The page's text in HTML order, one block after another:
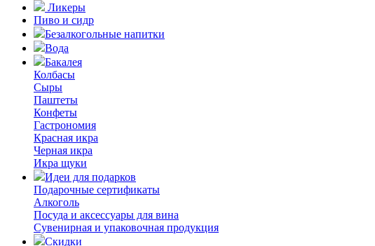
Ликеры
Пиво и сидр
Безалкогольные напитки
Вода
Бакалея
Колбасы
Сыры
Паштеты
Конфеты
Гастрономия
Красная икра
Черная икра
Икра щуки
Идеи для подарков
Подарочные сертификаты
Алкоголь
Посуда и аксессуары для вина
Сувенирная и упаковочная продукция
Скидки